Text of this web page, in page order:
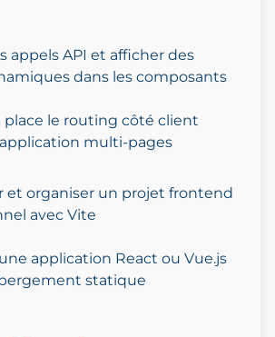
appels API et afficher des
dans les composants
place le routing côté client
multi-pages
et organiser un projet frontend
avec Vite
application React ou Vue.js
statique